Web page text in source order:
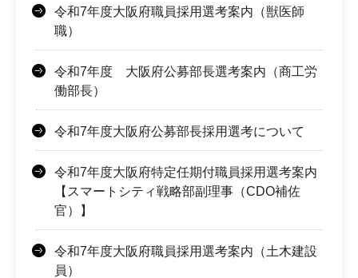
令和7年度大阪府職員採用選考案内（獣医師
職）
令和7年度 大阪府公募部長選考案内（商工労
働部長）
令和7年度大阪府公募部長採用選考について
令和7年度大阪府特定任期付職員採用選考案内
【スマートシティ戦略部副理事（CDO補佐
官）】
令和7年度大阪府職員採用選考案内（土木建設
員）